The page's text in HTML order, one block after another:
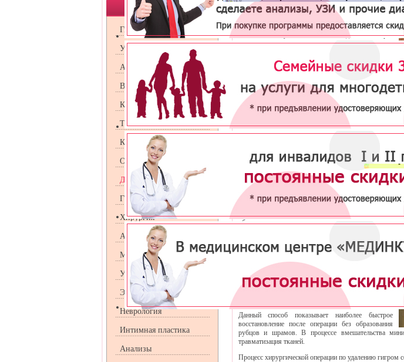
Отделения
Гинекология
Урология
Андрология
Венерология
Косметология
Терапия
Кардиология
Оториноларингология
Дерматология
Гастроэнтрология
Хирургия
Аллергология
Маммология
УЗИ
Эндокринология
Неврология
Интимная пластика
Анализы
Удаление
Гигрома представляет собой грыжу внутренних
оболочек сухожилия, вышедших через
разошедшиеся наружные оболочки с образованием
жидкостью. Выход этой жидкости в окружающие
ткани через узкое отверстие горлышка грыжевого
жидкость постепенно загустевает, превращаясь в
желеобразную субстанцию.
Удаление гигром необходимо в том случае,
Появление гигром всегда связано с травмой, резкой
либо это результат длительной перегрузки
тыльной стороне запястья в проксимальном отделе, в
Пациент при этом особенных болей не испытывает,
гигроме и в сухожильном влагалище равны. В
склерозировать и образование рассосется само по
преимущественно в хирургическом иссечении
образования весьма маловерятна.
В медицинском центре "МЕДИНКУР"
специалистами проводится диагностика патологии
гигроматозных образований, а также
осуществляются операции малой хирургии по
удалению гигром радиоволновым скальпелем
Данный способ показывает наиболее быстрое
восстановление после операции без образования
рубцов и шрамов. В процессе вмешательства
травматизация тканей.
Процесс хирургической операции по удалению гигром